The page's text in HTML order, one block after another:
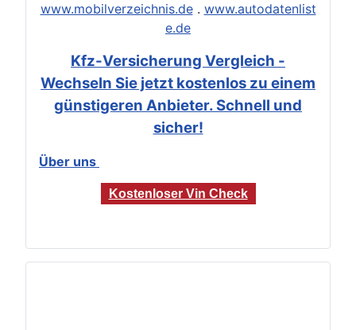
www.mobilverzeichnis.de. www.autodatenlist
e.de
Kfz-Versicherung Vergleich -
Wechseln Sie jetzt kostenlos zu einem
günstigeren Anbieter. Schnell und
sicher!
Über uns
Kostenloser Vin Check